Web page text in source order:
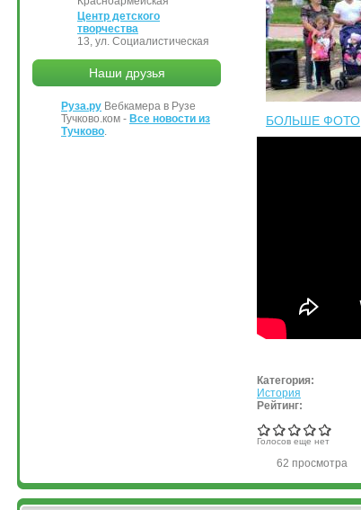
БОЛЬШЕ ФОТО
Категория:
История
Рейтинг:
Голосов еще нет
62 просмотра
Центр детского
творчества
13, ул. Социалистическая
Наши друзья
Руза.ру Вебкамера в Рузе
Тучково.ком - Все новости из
Тучково.
&bsps;